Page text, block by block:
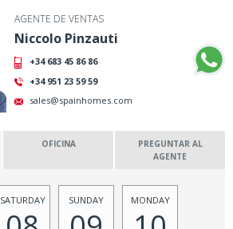
AGENTE DE VENTAS
Niccolo Pinzauti
+34 683 45 86 86
+34 951 23 59 59
sales@spainhomes.com
OFICINA
PREGUNTAR AL
AGENTE
SATURDAY SUNDAY MONDAY